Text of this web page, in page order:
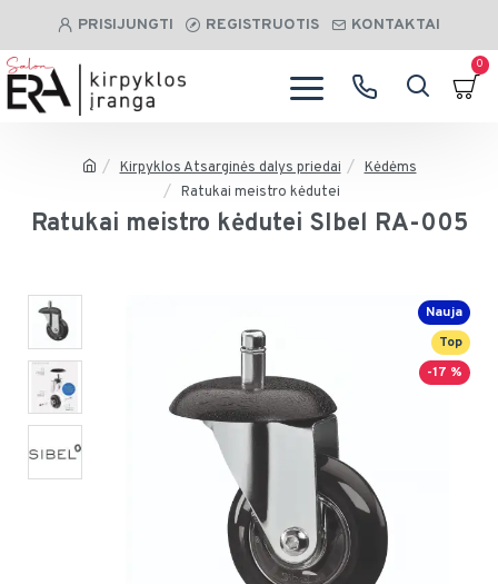
PRISIJUNGTI REGISTRUOTIS KONTAKTAI
0
Kirpyklos Atsarginės dalys priedai
Kėdėms
Ratukai meistro kėdutei
Ratukai meistro kėdutei SIbel RA-005
Nauja
Top
-17 %